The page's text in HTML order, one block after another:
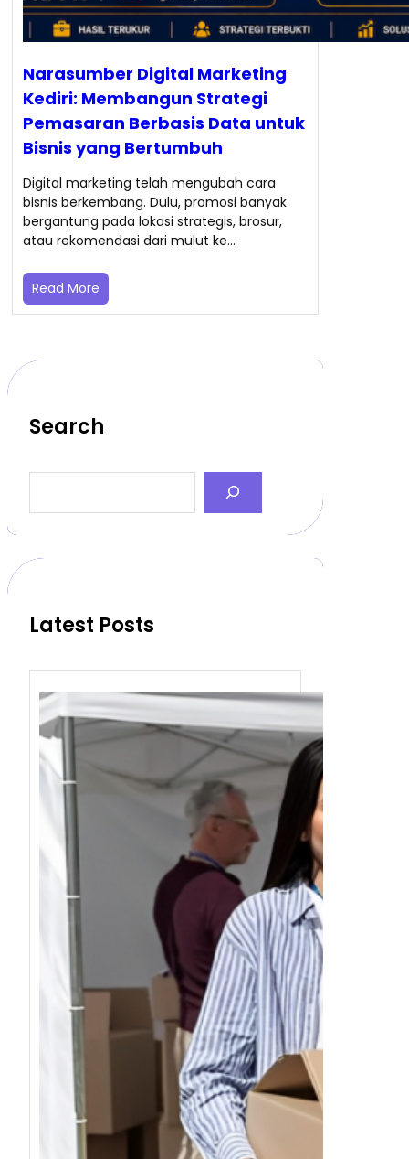
Narasumber Digital Marketing
Kediri: Membangun Strategi
Pemasaran Berbasis Data untuk
Bisnis yang Bertumbuh
Digital marketing telah mengubah cara
bisnis berkembang. Dulu, promosi banyak
bergantung pada lokasi strategis, brosur,
atau rekomendasi dari mulut ke…
Read More
Search
a
c
Latest Posts